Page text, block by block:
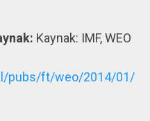
Kaynak: IMF, WEO
pubs/ft/weo/2014/01/